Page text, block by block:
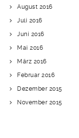
August 2016
Juli 2016
Juni 2016
Mai 2016
März 2016
Februar 2016
Dezember 2015
November 2015